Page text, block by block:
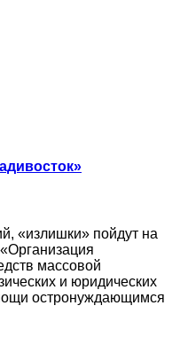
«излишки» пойдут на
массовой
и юридических
остронуждающимся